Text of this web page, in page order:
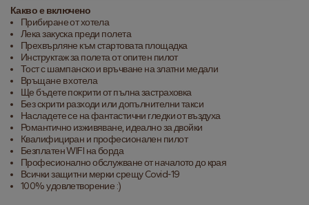
Какво е включено
Прибиране от хотела
Лека закуска преди полета
Прехвърляне към стартовата площадка
Инструктаж за полета от опитен пилот
Тост с шампанско и връчване на златни медали
Връщане в хотела
Ще бъдете покрити от пълна застраховка
Без скрити разходи или допълнителни такси
Насладете се на фантастични гледки от въздуха
Романтично изживяване, идеално за двойки
Квалифициран и професионален пилот
Безплатен WIFI на борда
Професионално обслужване от началото до края
Всички защитни мерки срещу Covid-19
100% удовлетворение :)